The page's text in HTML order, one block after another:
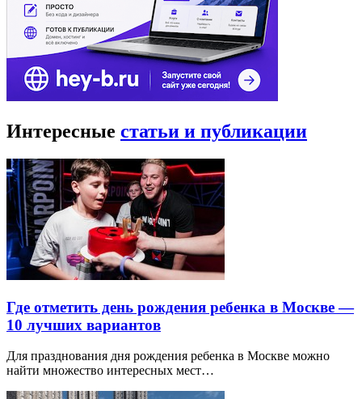
Интересные статьи и публикации
Где отметить день рождения ребенка в Москве —
10 лучших вариантов
Для празднования дня рождения ребенка в Москве можно
найти множество интересных мест…